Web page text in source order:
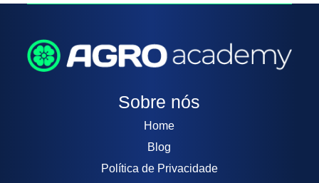
Sobre nós
Home
Blog
Política de Privacidade